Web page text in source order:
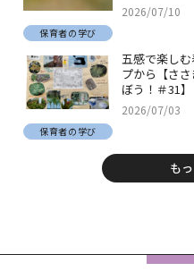
2026/07/10
保育者の学び
五感で楽し
プから【さ
ぼう！＃31】
2026/07/03
保育者の学び
も